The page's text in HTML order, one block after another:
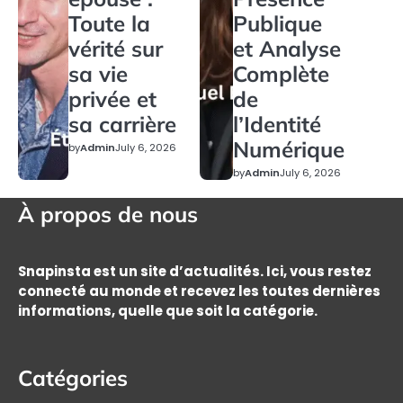
Toute la
vérité sur
sa vie
privée et
sa carrière
byAdminJuly 6, 2026
Publique
et Analyse
Complète
de
l’Identité
Numérique
byAdminJuly 6, 2026
À propos de nous
Snapinsta est un site d’actualités. Ici, vous restez
connecté au monde et recevez les toutes dernières
informations, quelle que soit la catégorie.
Catégories